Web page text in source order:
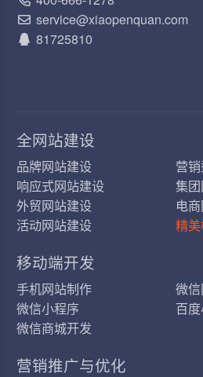
service@xiaopenquan.com
81725810
全网站建设
品牌网站建设
营
响应式网站建设
集
外贸网站建设
电
活动网站建设
精
移动端开发
手机网站制作
微
微信小程序
百
微信商城开发
营销推广与优化